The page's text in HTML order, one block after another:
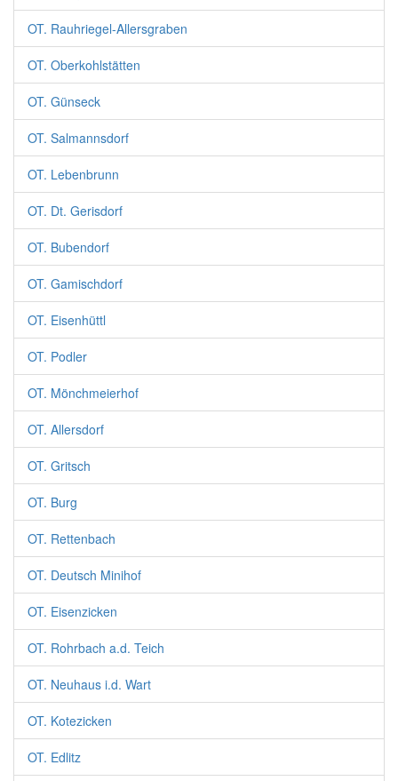
OT. Rauhriegel-Allersgraben
OT. Oberkohlstätten
OT. Günseck
OT. Salmannsdorf
OT. Lebenbrunn
OT. Dt. Gerisdorf
OT. Bubendorf
OT. Gamischdorf
OT. Eisenhüttl
OT. Podler
OT. Mönchmeierhof
OT. Allersdorf
OT. Gritsch
OT. Burg
OT. Rettenbach
OT. Deutsch Minihof
OT. Eisenzicken
OT. Rohrbach a.d. Teich
OT. Neuhaus i.d. Wart
OT. Kotezicken
OT. Edlitz